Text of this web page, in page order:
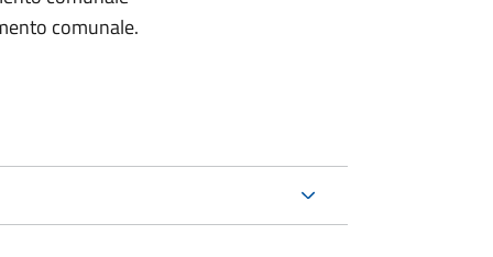
comunale.